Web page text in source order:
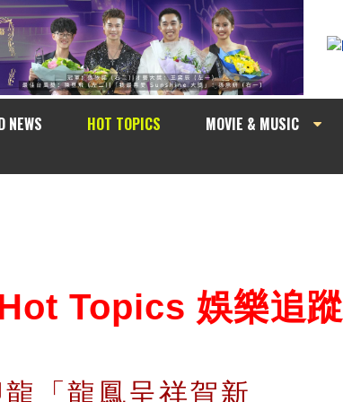
NEWS HOT TOPICS MOVIE & MUSIC
Topics 娛樂追蹤
「龍鳳呈祥賀新